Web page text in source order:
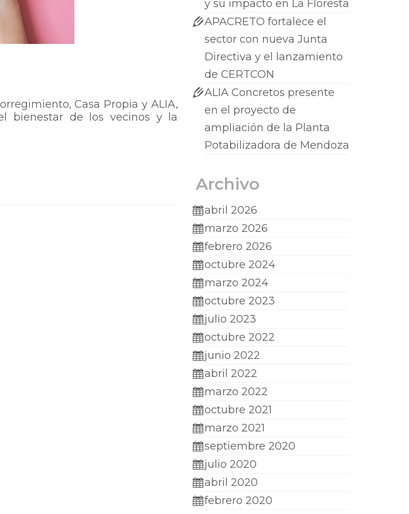
Casa Propia y ALIA,
bienestar de los vecinos y la
y su impacto en La Floresta
APACRETO fortalece el
sector con nueva Junta
Directiva y el lanzamiento
de CERTCON
ALIA Concretos presente
en el proyecto de
ampliación de la Planta
Potabilizadora de Mendoza
Archivo
abril 2026
marzo 2026
febrero 2026
octubre 2024
marzo 2024
octubre 2023
julio 2023
octubre 2022
junio 2022
abril 2022
marzo 2022
octubre 2021
marzo 2021
septiembre 2020
julio 2020
abril 2020
febrero 2020